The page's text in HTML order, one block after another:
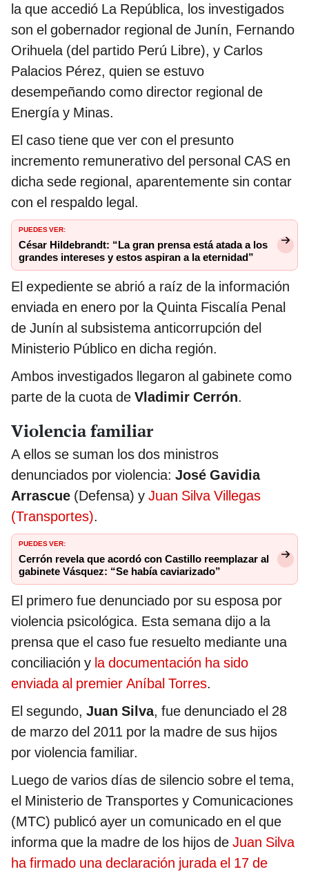
la que accedió La República, los investigados
son el gobernador regional de Junín, Fernando
Orihuela (del partido Perú Libre), y Carlos
Palacios Pérez, quien se estuvo
desempeñando como director regional de
Energía y Minas.
El caso tiene que ver con el presunto
incremento remunerativo del personal CAS en
dicha sede regional, aparentemente sin contar
con el respaldo legal.
PUEDES VER:
César Hildebrandt: “La gran prensa está atada a los
grandes intereses y estos aspiran a la eternidad”
El expediente se abrió a raíz de la información
enviada en enero por la Quinta Fiscalía Penal
de Junín al subsistema anticorrupción del
Ministerio Público en dicha región.
Ambos investigados llegaron al gabinete como
parte de la cuota de Vladimir Cerrón.
Violencia familiar
A ellos se suman los dos ministros
denunciados por violencia: José Gavidia
Arrascue (Defensa) y Juan Silva Villegas
(Transportes).
PUEDES VER:
Cerrón revela que acordó con Castillo reemplazar al
gabinete Vásquez: “Se había caviarizado”
El primero fue denunciado por su esposa por
violencia psicológica. Esta semana dijo a la
prensa que el caso fue resuelto mediante una
conciliación y la documentación ha sido
enviada al premier Aníbal Torres.
El segundo, Juan Silva, fue denunciado el 28
de marzo del 2011 por la madre de sus hijos
por violencia familiar.
Luego de varios días de silencio sobre el tema,
el Ministerio de Transportes y Comunicaciones
(MTC) publicó ayer un comunicado en el que
informa que la madre de los hijos de Juan Silva
ha firmado una declaración jurada el 17 de